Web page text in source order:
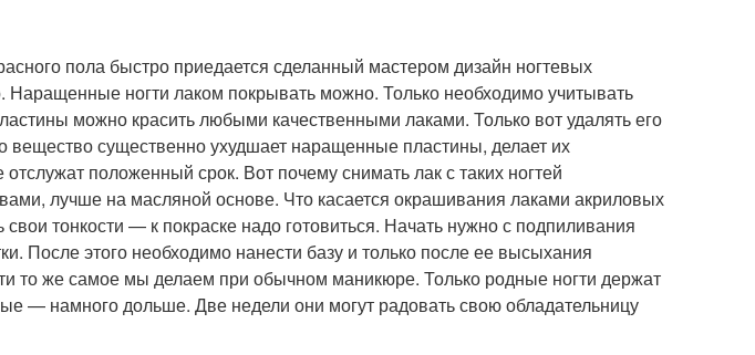
пола быстро приедается сделанный мастером дизайн ногтевых
Наращенные ногти лаком покрывать можно. Только необходимо учитывать
можно красить любыми качественными лаками. Только вот удалять его
вещество существенно ухудшает наращенные пластины, делает их
положенный срок. Вот почему снимать лак с таких ногтей
лучше на масляной основе. Что касается окрашивания лаками акриловых
свои тонкости — к покраске надо готовиться. Начать нужно с подпиливания
После этого необходимо нанести базу и только после ее высыхания
то же самое мы делаем при обычном маникюре. Только родные ногти держат
— намного дольше. Две недели они могут радовать свою обладательницу